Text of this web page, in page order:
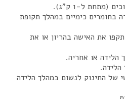
(מתחת ל-1 ק"ג).
בחומרים כימיים במהלך תקופת
תקפו את האישה בהריון או את
הלידה או אחריה.
הלידה.
של התינוק לנשום במהלך הלידה